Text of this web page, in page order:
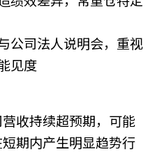
公司法人说明会，重视
见度
收持续超预期，可能
期内产生明显趋势行